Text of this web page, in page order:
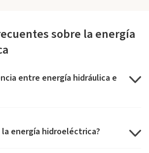
sobre la energía
entre energía hidráulica e
la energía hidroeléctrica?